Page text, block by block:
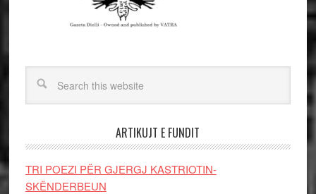
ARTIKUJT E FUNDIT
TRI POEZI PËR GJERGJ KASTRIOTIN-
SKËNDERBEUN